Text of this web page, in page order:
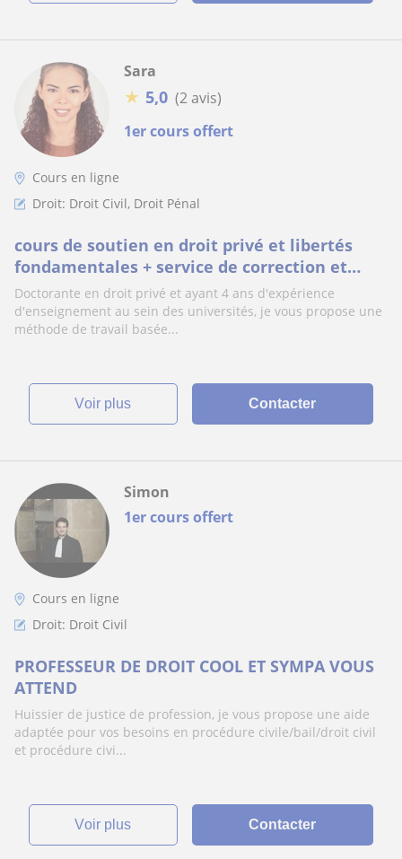
1er cours offert
Sara
★ 5,0 (2 avis)
Cours en ligne
Droit: Droit Civil, Droit Pénal
cours de soutien en droit privé et libertés
fondamentales + service de correction et
relecture de documents juridiques
Doctorante en droit privé et ayant 4 ans d'expérience
d'enseignement au sein des universités, je vous propose une
méthode de travail basée...
voir plus Contacter
1er cours offert
Simon
Cours en ligne
Droit: Droit Civil
PROFESSEUR DE DROIT COOL ET SYMPA VOUS
ATTEND
Huissier de justice de profession, je vous propose une aide
adaptée pour vos besoins en procédure civile/bail/droit civil
et procédure civi...
voir plus Contacter